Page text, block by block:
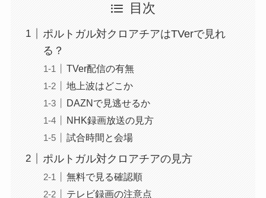
目次
ポルトガル対クロアチアはTVerで見れ
る？
TVer配信の有無
地上波はどこか
DAZNで見逃せるか
NHK録画放送の見方
試合時間と会場
ポルトガル対クロアチアの見方
無料で見る確認順
テレビ録画の注意点